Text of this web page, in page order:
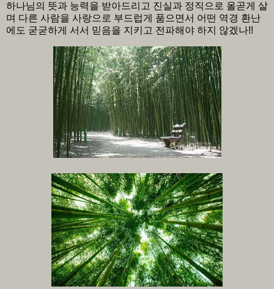
하나님의 뜻과 능력을 받아드리고 진실과 정직으로 올곧게 살
며 다른 사람을 사랑으로 부드럽게 품으면서 어떤 역경 환난
에도 굳굳하게 서서 믿음을 지키고 전파해야 하지 않겠나!!